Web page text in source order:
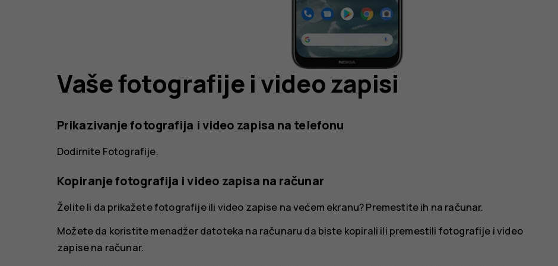
Vaše fotografije i video zapisi
Prikazivanje fotografija i video zapisa na telefonu
Dodirnite Fotografije.
Kopiranje fotografija i video zapisa na računar
Želite li da prikažete fotografije ili video zapise na većem ekranu? Premestite ih na računar.
Možete da koristite menadžer datoteka na računaru da biste kopirali ili premestili fotografije i video
zapise na računar.